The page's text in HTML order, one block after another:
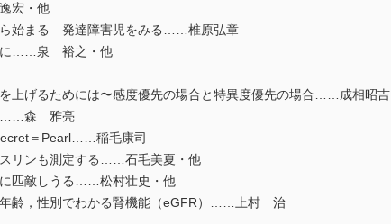
宏・他
始まる―発達障害児をみる……椎原弘章
に……泉 裕之・他
上げるためには〜感度優先の場合と特異度優先の場合……成相昭吉
……森 雅亮
＝Pearl……稲毛康司
リンも測定する……石毛美夏・他
匹敵しうる……松村壮史・他
齢，性別でわかる腎機能（eGFR）……上村 治